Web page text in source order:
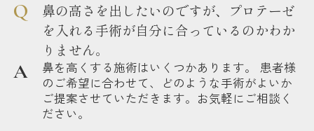
鼻の高さを出したいのですが、プロテーゼ
を入れる手術が自分に合っているのかわか
りません。
鼻を高くする施術はいくつかあります。 患者様
のご希望に合わせて、どのような手術がよいか
ご提案させていただきます。お気軽にご相談く
ださい。